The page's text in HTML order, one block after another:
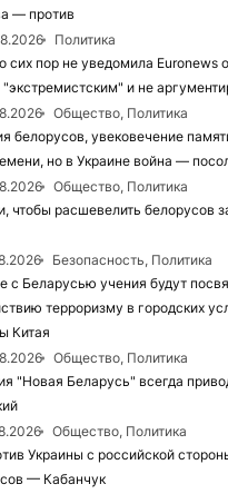
— против
Политика
сих пор не уведомила Euronews
"экстремистским" и не
Общество, Политика
белорусов, увековечение
но в Украине война —
Общество, Политика
чтобы расшевелить белорусов
Безопасность, Политика
с Беларусью учения будут
терроризму в городских
Китая
Общество, Политика
"Новая Беларусь" всегда
Общество, Политика
Украины с российской
— Кабанчук